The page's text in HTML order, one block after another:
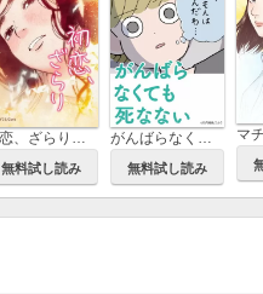
初恋、ざらり（縦スクロール版）
無料試し読み
がんばらなくても死なない【タテヨミ】
無料試し読み